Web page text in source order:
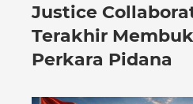
Justice
Terakhir
Perkara Pidana